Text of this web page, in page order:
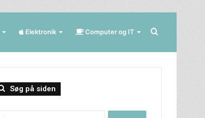
Elektronik Computer og IT Søg
efter
Søg på siden